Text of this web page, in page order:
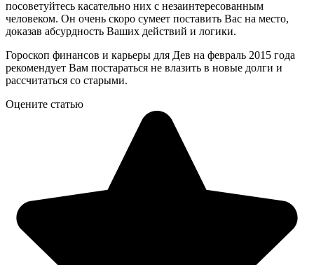
посоветуйтесь касательно них с незаинтересованным
человеком. Он очень скоро сумеет поставить Вас на место,
доказав абсурдность Ваших действий и логики.
Гороскоп финансов и карьеры для Дев на февраль 2015 года
рекомендует Вам постараться не влазить в новые долги и
рассчитаться со старыми.
Оцените статью